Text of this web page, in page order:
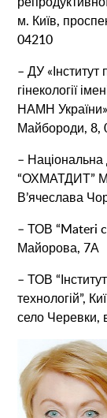
м. Київ,
04210
– ДУ «Інститут
гінекології
НАМН
Майбороди, 8,
– Національна
“ОХМАТДИТ”
В’ячеслава
– ТОВ “Materi
Майорова, 7А
– ТОВ
технологій”,
село Черевки,